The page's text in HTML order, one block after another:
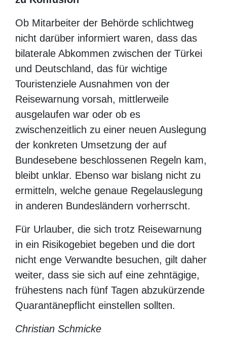
Ausnahme für touristische Reisen in die
Türkei und Urlaubsreisende müssen sich
nach der Einreise in Hessen in Quarantäne
begeben".
Flut der Neuregelungen führt offenbar zu
Konfusion
Ob Mitarbeiter der Behörde schlichtweg
nicht darüber informiert waren, dass das
bilaterale Abkommen zwischen der Türkei
und Deutschland, das für wichtige
Touristenziele Ausnahmen von der
Reisewarnung vorsah, mittlerweile
ausgelaufen war oder ob es
der konkreten Umsetzung der auf
Bundesebene beschlossenen Regeln kam,
bleibt unklar. Ebenso war bislang nicht zu
ermitteln, welche genaue Regelauslegung
in anderen Bundesländern vorherrscht.
ein Risikogebiet begeben und die dort nicht